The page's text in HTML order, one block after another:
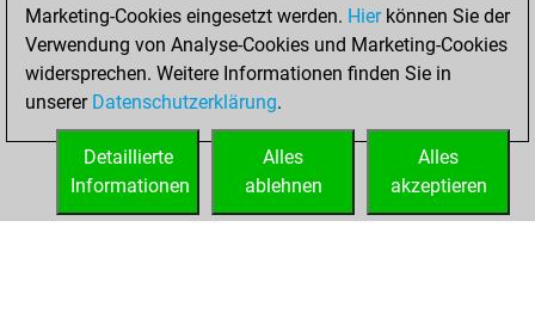
BeautyScore of 4
You achieved a
new Elo of 1622
You created
your Fritz account
Marketing-Cookies eingesetzt werden. Hierkönnen Sie der
Verwendung von Analyse-Cookies und Marketing-Cookies
widersprechen. Weitere Informationen finden Sie in
unserer Datenschutzerklärung.
Alles
akzeptieren
Alles
ablehnen
Detaillierte
Informationen